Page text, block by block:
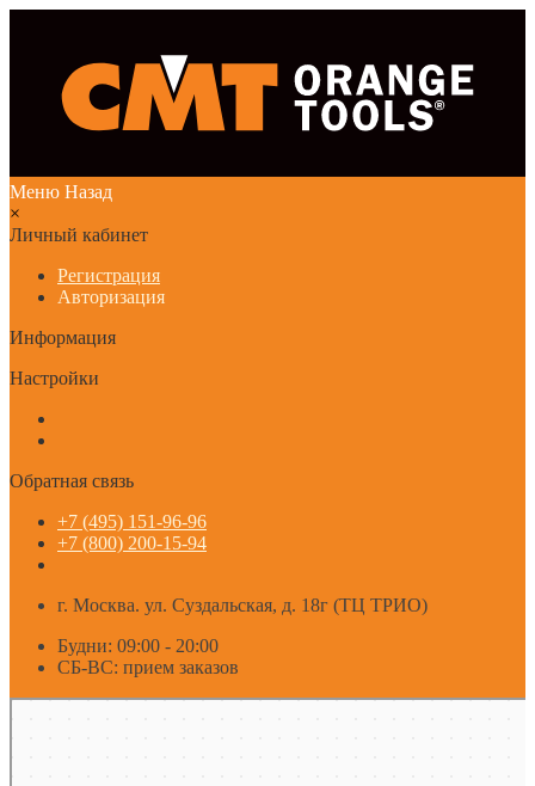
Меню Назад
×
Личный кабинет
Регистрация
Авторизация
Информация
Настройки
Обратная связь
+7 (495) 151-96-96
+7 (800) 200-15-94
г. Москва. ул. Суздальская, д. 18г (ТЦ ТРИО)
Будни: 09:00 - 20:00
СБ-ВС: прием заказов